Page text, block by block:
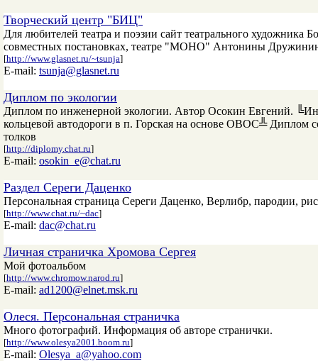
Творческий центр "БИЦ"
Для любителей театра и поэзии сайт театрального художника
совместных постановках, театре "МОНО" Антонины
[http://www.glasnet.ru/~tsunja]
E-mail: tsunja@glasnet.ru
Диплом по экологии
Диплом по инженерной экологии. Автор Осокин Евгений.
кольцевой автодороги в п. Горская на основе ОВОС╩ Диплом
толков
[http://diplomy.chat.ru]
E-mail: osokin_e@chat.ru
Раздел Сереги Даценко
Персональная страница Сереги Даценко, Верлибр, пародии,
[http://www.chat.ru/~dac]
E-mail: dac@chat.ru
Личная страничка Хромова Сергея
Мой фотоальбом
[http://www.chromow.narod.ru]
E-mail: ad1200@elnet.msk.ru
Олеся. Персональная страничка
Много фотографий. Информация об авторе странички.
[http://www.olesya2001.boom.ru]
E-mail: Olesya_a@yahoo.com